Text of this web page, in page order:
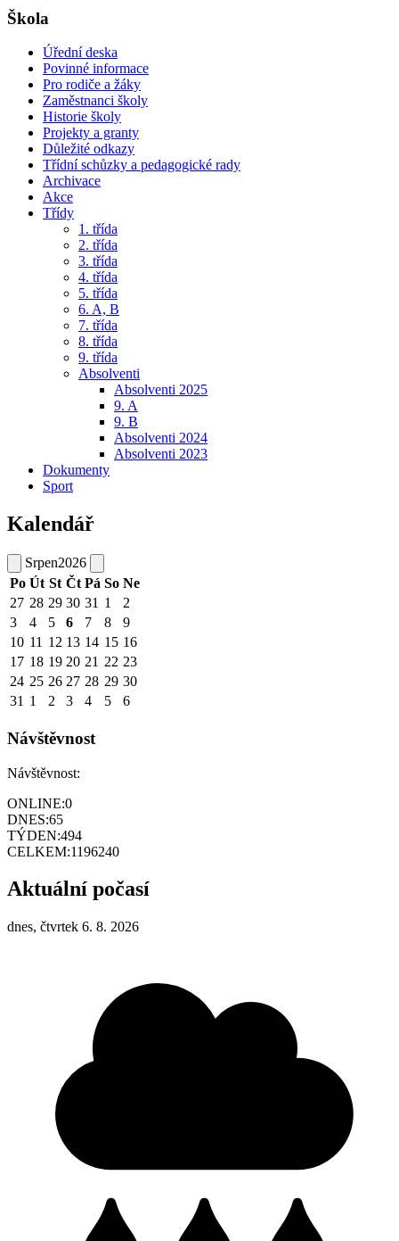
Škola
Úřední deska
Povinné informace
Pro rodiče a žáky
Zaměstnanci školy
Historie školy
Projekty a granty
Důležité odkazy
Třídní schůzky a pedagogické rady
Archivace
Akce
Třídy
1. třída
2. třída
3. třída
4. třída
5. třída
6. A, B
7. třída
8. třída
9. třída
Absolventi
Absolventi 2025
9. A
9. B
Absolventi 2024
Absolventi 2023
Dokumenty
Sport
Kalendář
Srpen2026
Po Út St Čt Pá So Ne
27 28 29 30 31 1
2
3
4 5 6 7 8
9
10 11 12 13 14 15 16
17 18 19 20 21 22 23
24 25 26 27 28 29 30
31 1 2 3 4 5 6
Návštěvnost
Návštěvnost:
ONLINE:0
DNES:65
TÝDEN:494
CELKEM:1196240
Aktuální počasí
dnes, čtvrtek 6. 8. 2026